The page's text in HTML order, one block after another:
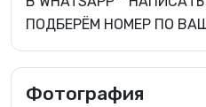
ПОДБЕРЁМ НОМЕР ПО
Фотография